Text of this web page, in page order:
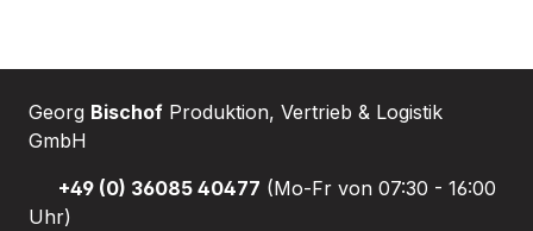
Georg Bischof Produktion, Vertrieb & Logistik
GmbH
+49 (0) 36085 40477 (Mo-Fr von 07:30 - 16:00
Uhr)